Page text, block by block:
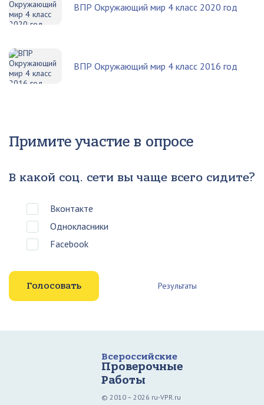
ВПР Окружающий мир 4 класс 2020 год
ВПР Окружающий мир 4 класс 2016 год
Примите участие в опросе
В какой соц. сети вы чаще всего сидите?
Вконтакте
Однокласники
Facebook
Результаты
Всероссийские
Проверочные
Работы
© 2010 – 2026 ru-VPR.ru